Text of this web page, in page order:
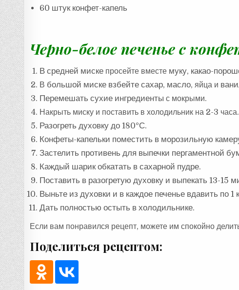
60 штук конфет-капель
Черно-белое печенье с
В средней миске просейте вместе муку, какао-
В большой миске взбейте сахар, масло, яйца и
Перемешать сухие ингредиенты с мокрыми.
Накрыть миску и поставить в холодильник на 2-3 часа.
Разогреть духовку до 180°С.
Конфеты-капельки поместить в морозильную
Застелить противень для выпечки пергаментной
Каждый шарик обкатать в сахарной пудре.
Поставить в разогретую духовку и выпекать 13-15
Выньте из духовки и в каждое печенье вдавить по 1
Дать полностью остыть в холодильнике.
Если вам понравился рецепт, можете им спокойно
Поделиться рецептом: